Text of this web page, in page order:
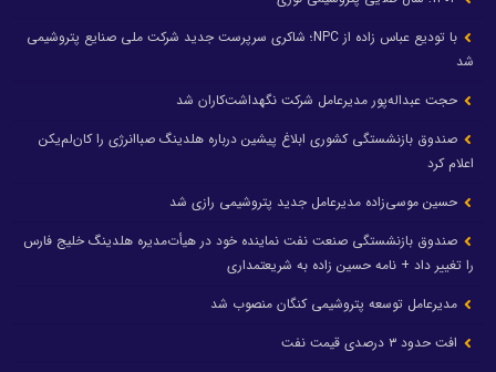
با تودیع عباس زاده از NPC؛ شاکری سرپرست جدید شرکت ملی صنایع پتروشیمی
شد
حجت عبداله‌پور مدیرعامل شرکت نگهداشت‌کاران شد
صندوق بازنشستگی کشوری ابلاغ پیشین درباره هلدینگ صباانرژی را کان‌لم‌یکن
اعلام کرد
حسین موسی‌زاده مدیرعامل جدید پتروشیمی رازی شد
صندوق بازنشستگی صنعت نفت نماینده خود در هیأت‌مدیره هلدینگ خلیج فارس
را تغییر داد + نامه حسین زاده به شریعتمداری
مدیرعامل توسعه پتروشیمی کنگان منصوب شد
افت حدود ۳ درصدی قیمت نفت